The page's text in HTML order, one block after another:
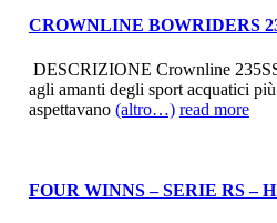
CROWNLINE BOWRIDERS
DESCRIZIONE Crownline
agli amanti degli sport acquatici
aspettavano (altro…) read more
FOUR WINNS – SERIE RS –